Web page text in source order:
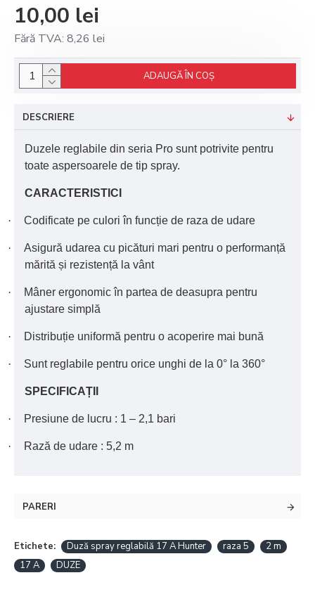
10,00 lei
Fără TVA: 8,26 lei
ADAUGĂ ÎN COŞ
DESCRIERE
Duzele reglabile din seria Pro sunt potrivite pentru
toate aspersoarele de tip spray.
CARACTERISTICI
· Codificate pe culori în funcție de raza de udare
·
Asigură udarea cu picături mari pentru o performanță
mărită și rezistență la vânt
·
Mâner ergonomic în partea de deasupra pentru
ajustare simplă
· Distribuție uniformă pentru o acoperire mai bună
· Sunt reglabile pentru orice unghi de la 0° la 360°
SPECIFICAȚII
· Presiune de lucru : 1 – 2,1 bari
· Rază de udare : 5,2 m
PARERI
Etichete: Duză spray reglabilă 17 A Hunter raza 5
2 m
17 A
DUZE